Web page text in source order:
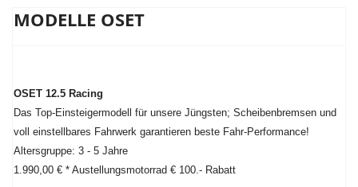
MODELLE OSET
OSET 12.5 Racing
Das Top-Einsteigermodell für unsere Jüngsten; Scheibenbremsen und
voll einstellbares Fahrwerk garantieren beste Fahr-Performance!
Altersgruppe: 3 - 5 Jahre
1.990,00 € * Austellungsmotorrad € 100.- Rabatt